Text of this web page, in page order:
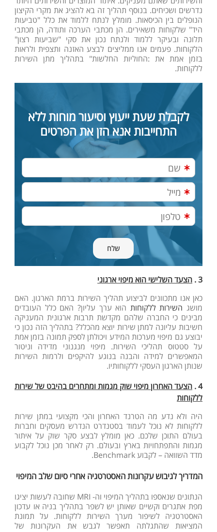
נדרשים ושכיחים. בנוסף תהליך זה בא להציג את מקרי הקיצון
הנופלים בין הכיסאות. מומלץ לנתח ללמוד את כלל "טביעות
היד" שלקוחות משאירים. הן מכתבי הערכה ותודה, הן מכתבי
תלונה ובעיקר ללמוד ולנתח נכון את סקי "שביעות רצון"
הלקוחות. פעמים אנו ממליצים לבצע האזנה ותצפית ולראות
בזמן אמת את :החוליות החלשות" בתהליך מתן השירות
ללקוחות.
לקבלת שעת ייעוץ וסיעור מוחות ללא
התחייבות אנא הזן את הפרטים
3 . הצעד השלישי הוא מיפוי ארגוני
כאן אנו מתכוונים לביצוע תהליך השירות ברמת הארגון. האם
מושג השירות ללקוחות הוא ערך עליון? האם כלל העובדים
מבינים כי החברה שלהם מקדשת תרבות ארגונית המעניקה
חשיבות עליונה למתן שירות יוצא מהכלל? בתהליך הזה נכון כי
יבוצע גם מיפוי מערכות המידע ויכולתן לספק תמונה בזמן אמת
על סטטוס תהליכי השירות. מיפוי מנגנוני מדידה וניטור
המאפשרים למידה והבנה בנוגע להיקפים ולרמות השירות
שנותן הארגון העסקי ללקוחותיו.
4 . הצעד האחרון מיפוי שוק מגמות ומתחרים בהיבט של שירות
ללקוחות
היה ולא נדע מה הטרנד האחרון והכי מקצועי במתן שירות
ללקוחות לא נוכל לעמוד בסטנדרט הנדרש מעסקים וחברות
בעולם התוכן שלכם. כאן מומלץ לבצע סקר שוק על איתור
מגמות והתפתחויות בארץ ובעולם. רק לאחר מכן נוכל לקבוע
מדד השוואה – לקבוע Benchmark.
המדריך לגיבוש עקרונות האסטרטגיה אחרי סיום שלב המיפוי
הנתונים שנאספו בתהליך המיפוי וה- MRI שחובה לעשות יציגו
מפת אתגרים וקשיים שאותן יש לשפר בתהליך בניה או עדכון
האסטרטגיה לשיפור מערך השירות ללקוחות. על תמונת
המציאות שהתגלתה תאפשר לגבש את העקרונות של